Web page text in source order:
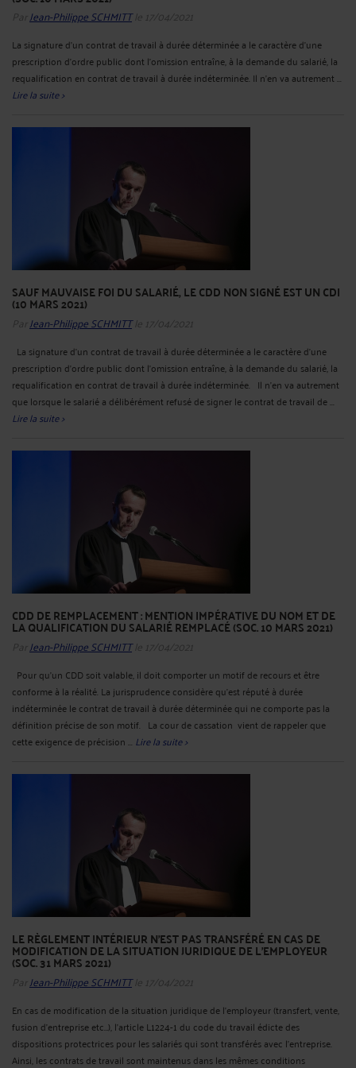
Par Jean-Philippe SCHMITTle 17/04/2021
La signature d’un contrat de travail à durée déterminée a le caractère d’une
prescription d’ordre public dont l’omission entraîne, à la demande du salarié, la
requalification en contrat de travail à durée indéterminée. Il n’en va autrement ...
Lire la suite >
SAUF MAUVAISE FOI DU SALARIÉ, LE CDD NON SIGNÉ EST UN CDI
(10 MARS 2021)
Par Jean-Philippe SCHMITTle 17/04/2021
La signature d’un contrat de travail à durée déterminée a le caractère d’une
prescription d’ordre public dont l’omission entraîne, à la demande du salarié, la
requalification en contrat de travail à durée indéterminée. Il n’en va autrement
que lorsque le salarié a délibérément refusé de signer le contrat de travail de ...
Lire la suite >
CDD DE REMPLACEMENT : MENTION IMPÉRATIVE DU NOM ET DE
LA QUALIFICATION DU SALARIÉ REMPLACÉ (SOC. 10 MARS 2021)
Par Jean-Philippe SCHMITTle 17/04/2021
Pour qu’un CDD soit valable, il doit comporter un motif de recours et être
conforme à la réalité. La jurisprudence considère qu’est réputé à durée
indéterminée le contrat de travail à durée déterminée qui ne comporte pas la
définition précise de son motif. La cour de cassation vient de rappeler que
cette exigence de précision ... Lire la suite >
LE RÈGLEMENT INTÉRIEUR N'EST PAS TRANSFÉRÉ EN CAS DE
MODIFICATION DE LA SITUATION JURIDIQUE DE L'EMPLOYEUR
(SOC. 31 MARS 2021)
Par Jean-Philippe SCHMITTle 17/04/2021
En cas de modification de la situation juridique de l’employeur (transfert, vente,
fusion d’entreprise etc…), l’article L1224-1 du code du travail édicte des
dispositions protectrices pour les salariés qui sont transférés avec l’entreprise.
Ainsi, les contrats de travail sont maintenus dans les mêmes conditions